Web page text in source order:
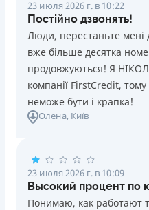
23 июля 2026 г. в 10:22
Постійно дзвонять!
Люди, перестаньте мені
вже більше десятка
продовжуються! Я
компанії FirstCredit,
неможе бути і крапка!
Олена, Київ
23 июля 2026 г. в 10:09
Высокий процент по
Понимаю, как работают